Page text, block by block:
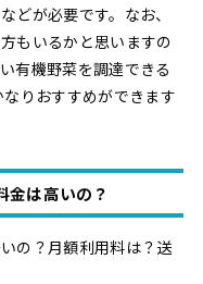
どが必要です。なお、
もいるかと思いますの
有機野菜を調達できる
りおすすめができます
金は高いの？
の？月額利用料は？送